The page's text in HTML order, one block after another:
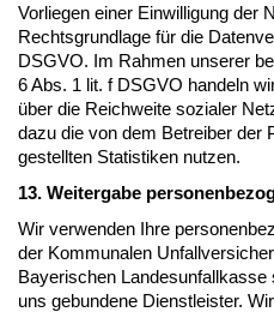
Vorliegen einer Einwilligung der
Rechtsgrundlage für die
DSGVO. Im Rahmen unserer
6 Abs. 1 lit. f DSGVO handeln
über die Reichweite sozialer
dazu die von dem Betreiber der
gestellten Statistiken nutzen.
13. Weitergabe
Wir verwenden Ihre
der Kommunalen
Bayerischen
uns gebundene Dienstleister.